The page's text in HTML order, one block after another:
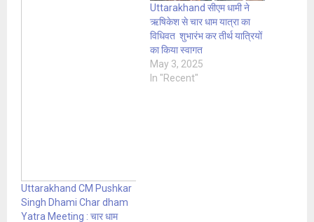
Uttarakhand CM Pushkar
Singh Dhami Char dham
Yatra Meeting : चार धाम
Uttarakhand सीएम धामी ने
ऋषिकेश से चार धाम यात्रा का
विधिवत शुभारंभ कर तीर्थ यात्रियों
का किया स्वागत
May 3, 2025
In "Recent"